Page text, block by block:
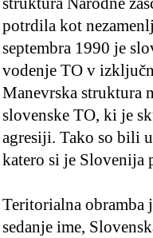
potrdila kot
septembra 1990 je
vodenje TO v
Manevrska struktura
slovenske TO, ki je
agresiji. Tako so bili
katero si je Slovenija
Teritorialna obramba
sedanje ime,